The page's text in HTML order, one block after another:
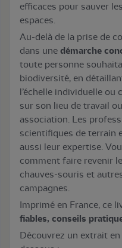
efficaces pour sauver
espaces.
Au-delà de la prise de
dans une démarche
toute personne
biodiversité, en
l’échelle individuelle
sur son lieu de travail
association. Les
scientifiques de terrain
aussi leur expertise.
comment faire revenir
chauves-souris et
campagnes.
Imprimé en France, ce
fiables, conseils
Découvrez un extrait